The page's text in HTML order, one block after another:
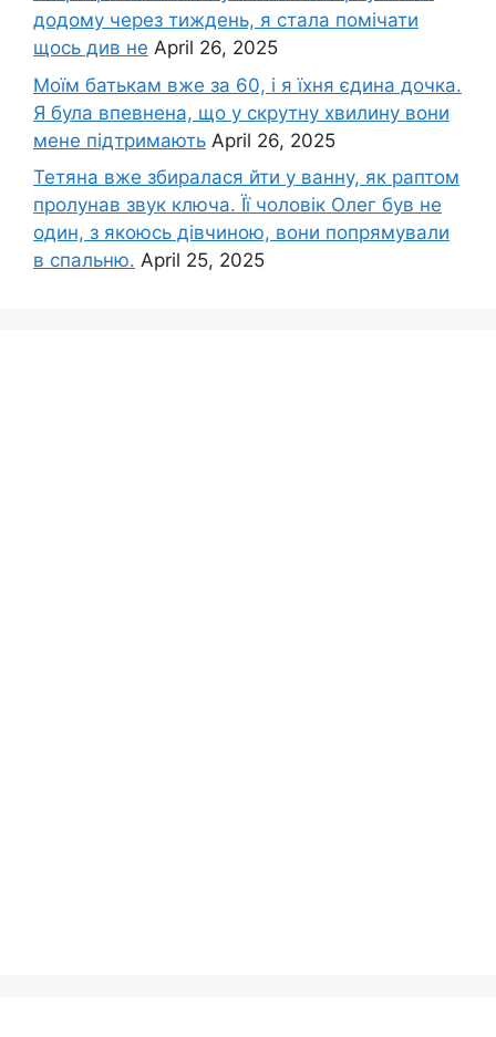
додому через тиждень, я стала помічати
щось див не April 26, 2025
Моїм батькам вже за 60, і я їхня єдина дочка.
Я була впевнена, що у скрутну хвилину вони
мене підтримають April 26, 2025
Тетяна вже збиралася йти у ванну, як раптом
пролунав звук ключа. Її чоловік Олег був не
один, з якоюсь дівчиною, вони попрямували
в спальню. April 25, 2025